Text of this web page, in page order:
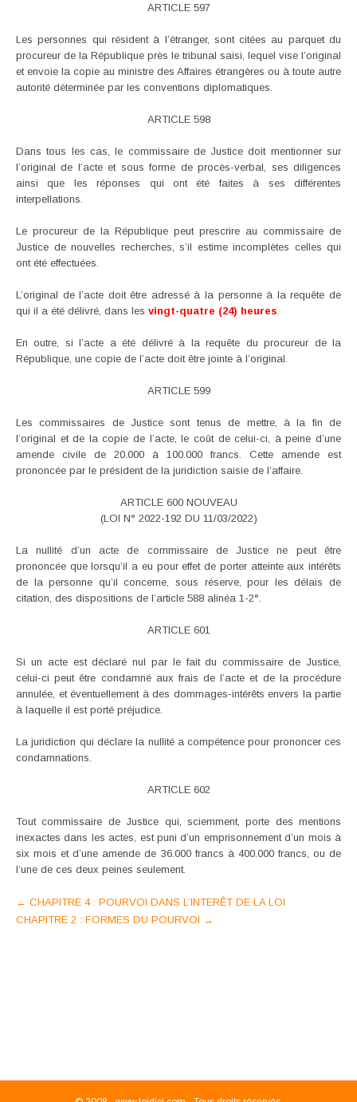
ARTICLE 597
Les personnes qui résident à l’étranger, sont citées au parquet du
procureur de la République près le tribunal saisi, lequel vise l’original
et envoie la copie au ministre des Affaires étrangères ou à toute autre
autorité déterminée par les conventions diplomatiques.
ARTICLE 598
Dans tous les cas, le commissaire de Justice doit mentionner sur
l’original de l’acte et sous forme de procès-verbal, ses diligences
ainsi que les réponses qui ont été faites à ses différentes
interpellations.
Le procureur de la République peut prescrire au commissaire de
Justice de nouvelles recherches, s’il estime incomplètes celles qui
ont été effectuées.
L’original de l’acte doit être adressé à la personne à la requête de
qui il a été délivré, dans les vingt-quatre (24) heures
En outre, si l’acte a été délivré à la requête du procureur de la
République, une copie de l’acte doit être jointe à l’original.
ARTICLE 599
Les commissaires de Justice sont tenus de mettre, à la fin de
l’original et de la copie de l’acte, le coût de celui-ci, à peine d’une
amende civile de 20.000 à 100.000 francs. Cette amende est
prononcée par le président de la juridiction saisie de l’affaire.
ARTICLE 600 NOUVEAU
(LOI N° 2022-192 DU 11/03/2022)
La nullité d’un acte de commissaire de Justice ne peut être
prononcée que lorsqu’il a eu pour effet de porter atteinte aux intérêts
de la personne qu’il concerne, sous réserve, pour les délais de
citation, des dispositions de l’article 588 alinéa 1-2°.
ARTICLE 601
Si un acte est déclaré nul par le fait du commissaire de Justice,
celui-ci peut être condamné aux frais de l’acte et de la procédure
annulée, et éventuellement à des dommages-intérêts envers la partie
à laquelle il est porté préjudice.
La juridiction qui déclare la nullité a compétence pour prononcer ces
condamnations.
ARTICLE 602
Tout commissaire de Justice qui, sciemment, porte des mentions
inexactes dans les actes, est puni d’un emprisonnement d’un mois à
six mois et d’une amende de 36.000 francs à 400.000 francs, ou de
l’une de ces deux peines seulement.
Post
navigation
← CHAPITRE 4 : POURVOI DANS L’INTERÊT DE LA LOI
CHAPITRE 2 : FORMES DU POURVOI →